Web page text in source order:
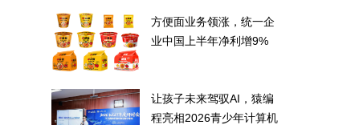
方便面业务领涨，统一企
业中国上半年净利增9%
让孩子未来驾驭AI，猿编
程亮相2026青少年计算机